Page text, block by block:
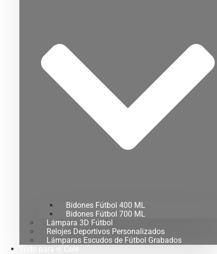
Bidones Fútbol 400 ML
Bidones Fútbol 700 ML
Lámpara 3D Fútbol
Relojes Deportivos Personalizados
Lámparas Escudos de Fútbol Grabados
Todo para el Cole